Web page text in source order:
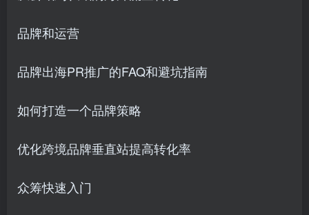
品牌和运营
品牌出海PR推广的FAQ和避坑指南
如何打造一个品牌策略
优化跨境品牌垂直站提高转化率
众筹快速入门